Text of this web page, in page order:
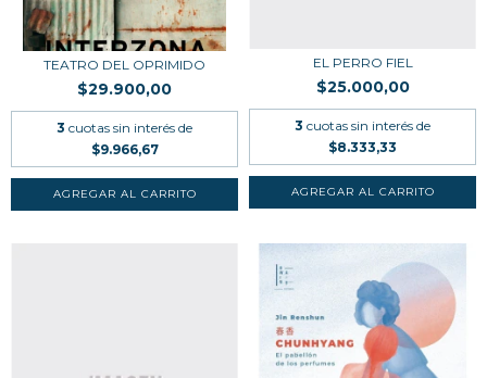
TEATRO DEL OPRIMIDO
$29.900,00
3 cuotas sin interés de
$9.966,67
EL PERRO FIEL
$25.000,00
3 cuotas sin interés de
$8.333,33